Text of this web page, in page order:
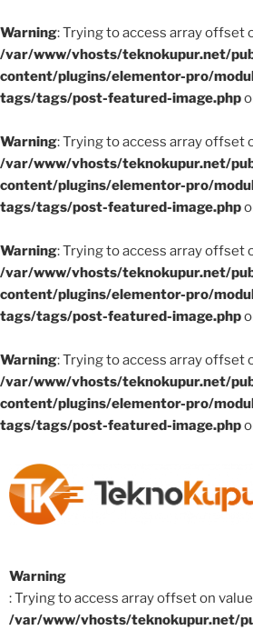
Warning: Trying to access array offset
/var/www/vhosts/teknokupur.net/
content/plugins/elementor-pro/
tags/tags/post-featured-image.php
Warning: Trying to access array offset
/var/www/vhosts/teknokupur.net/
content/plugins/elementor-pro/
tags/tags/post-featured-image.php
Warning: Trying to access array offset
/var/www/vhosts/teknokupur.net/
content/plugins/elementor-pro/
tags/tags/post-featured-image.php
Warning: Trying to access array offset
/var/www/vhosts/teknokupur.net/
content/plugins/elementor-pro/
tags/tags/post-featured-image.php
Warning
: Trying to access array offset on
/var/www/vhosts/teknokupur.net/